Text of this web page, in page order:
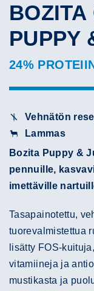
PUPPY
24%
Vehnätön
Lammas
Bozita Puppy &
pennuille,
imettäville
Tasapainotettu,
tuorevalmistettua
lisätty FOS-
vitamiineja ja
mustikasta ja